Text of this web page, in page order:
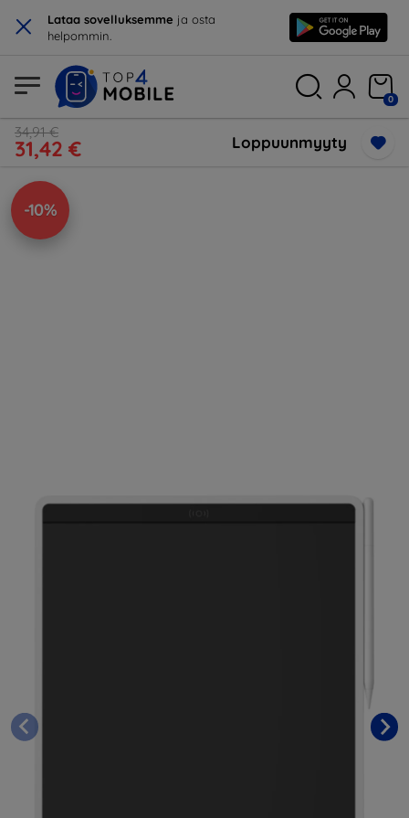
× Lataa sovelluksemme ja osta
helpommin.
0
34,91 €
31,42 € Loppuunmyyty
-10%